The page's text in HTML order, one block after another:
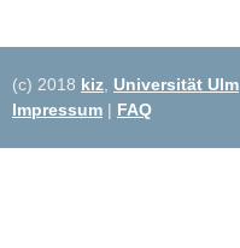
(c) 2018 kiz Universität Ulm
Impressum | FAQ